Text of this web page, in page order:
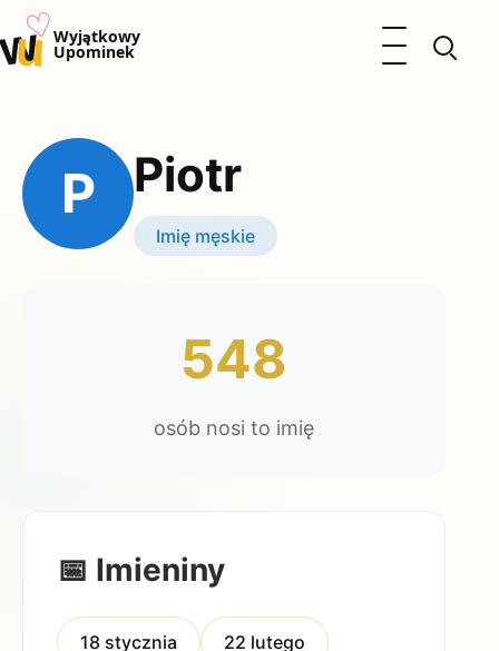
u♡Wyjątkowy
Upominek
Otwórz menu
Kalendarz Imienin
Kobieta
Okazje
Katalog prezentów
P Piotr
Imię męskie
548
osób nosi to imię
📅 Imieniny
18 stycznia 22 lutego